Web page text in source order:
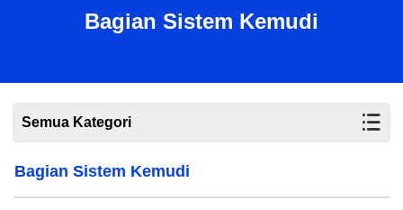
Bagian Sistem Kemudi
Semua Kategori
Bagian Sistem Kemudi